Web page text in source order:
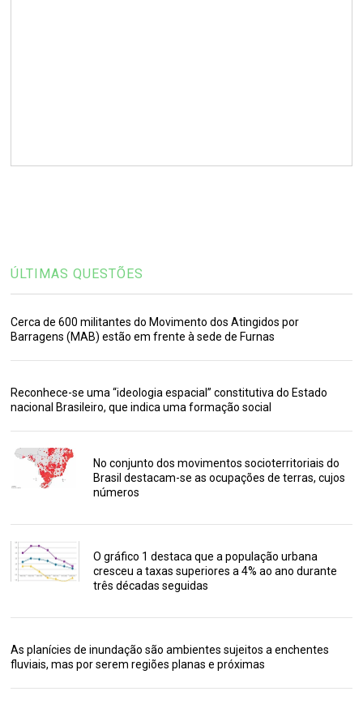
ÚLTIMAS QUESTÕES
Cerca de 600 militantes do Movimento dos Atingidos por
Barragens (MAB) estão em frente à sede de Furnas
Reconhece-se uma “ideologia espacial” constitutiva do Estado
nacional Brasileiro, que indica uma formação social
No conjunto dos movimentos socioterritoriais do
Brasil destacam-se as ocupações de terras, cujos
números
O gráfico 1 destaca que a população urbana
cresceu a taxas superiores a 4% ao ano durante
três décadas seguidas
As planícies de inundação são ambientes sujeitos a enchentes
fluviais, mas por serem regiões planas e próximas